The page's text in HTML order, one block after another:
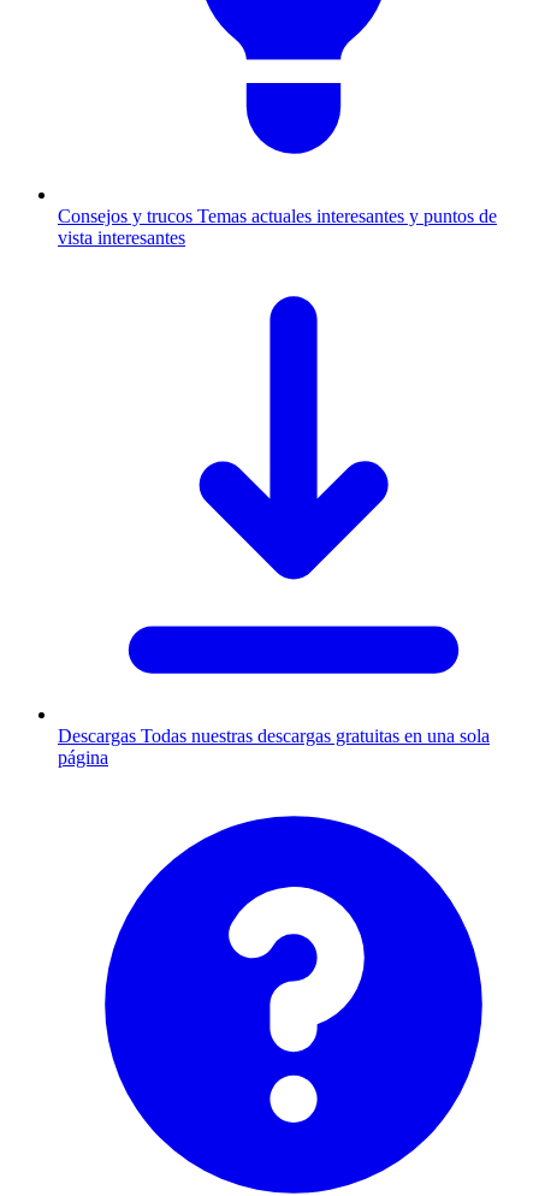
Consejos y trucos Temas actuales interesantes y puntos de
vista interesantes
Descargas Todas nuestras descargas gratuitas en una sola
página